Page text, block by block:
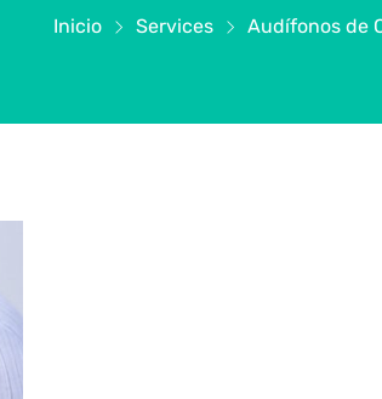
Inicio Services Audífonos de